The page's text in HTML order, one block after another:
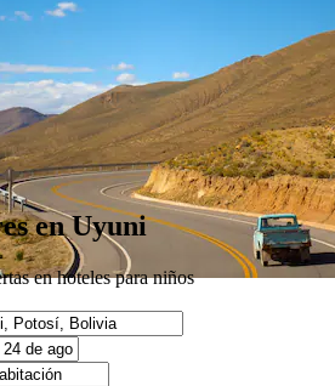
en Uyuni
en hoteles para niños